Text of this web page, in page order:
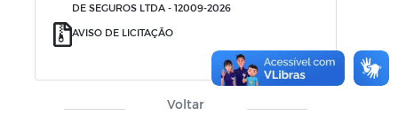
DE SEGUROS LTDA - 12009-2026
AVISO DE LICITAÇÃO
Voltar